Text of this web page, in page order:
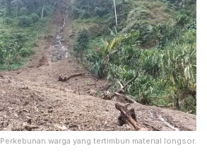
Perkebunan warga yang tertimbun material longsor.